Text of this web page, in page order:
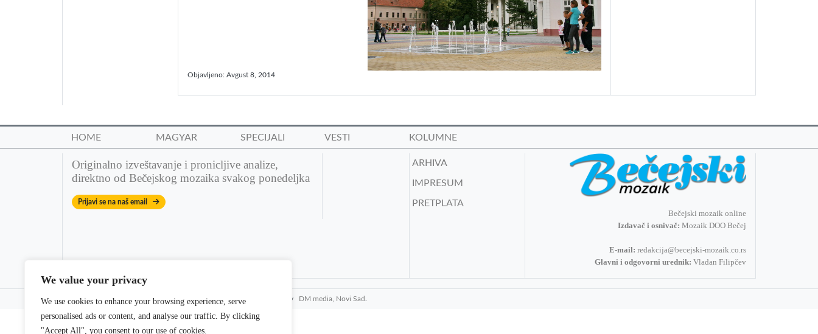
We value your privacy
We use cookies to enhance your browsing experience, serve
personalised ads or content, and analyse our traffic. By clicking
"Accept All", you consent to our use of cookies.
Objavljeno: Avgust 8, 2014
HOME MAGYAR SPECIJALI VESTI KOLUMNE
Originalno izveštavanje i pronicljive analize,
direktno od Bečejskog mozaika svakog ponedeljka
Prijavi se na naš email
ARHIVA
IMPRESUM
PRETPLATA
Bečejski mozaik online
Izdavač i osnivač: Mozaik DOO Bečej
E-mail: redakcija@becejski-mozaik.co.rs
Glavni i odgovorni urednik: Vladan Filipčev
© 2022 Bečejski mozaik. All rights reserved. | Theme: dmmedia by DM media, Novi Sad.